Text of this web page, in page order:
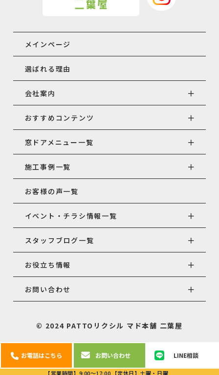
お電話はこちら お問い合わせ LINE相談
【営業時間】9:00～17:00 【定休日】土曜・日曜
メインページ
選ばれる理由
会社案内
おすすめコンテンツ
窓ドアメニュー一覧
施工事例一覧
お客様の声一覧
イベント・チラシ情報一覧
スタッフブログ一覧
お役立ち情報
お問い合わせ
© 2024 PATTOリクシル マド本舗 二葉屋